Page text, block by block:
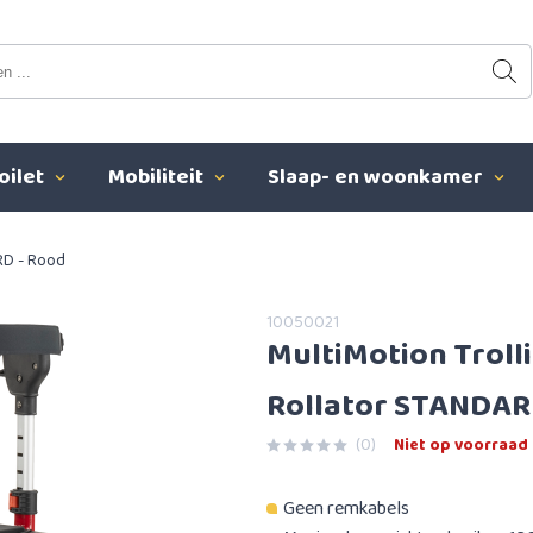
Mobiliteit Slaap- en woonkamer
- Rood
10050021
MultiMotion
Rollator
(0) Niet op voorraad
Geen remkabels